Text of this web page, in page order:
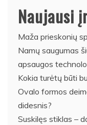
Naujausi
Maža prieskonių
Namų saugumas
apsaugos
Kokia turėtų būti
Ovalo formos
didesnis?
Suskilęs stiklas –